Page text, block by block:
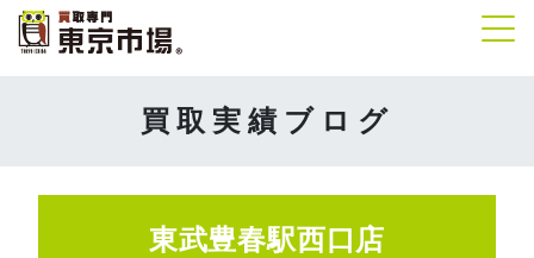
買取実績ブログ
東武豊春駅西口店